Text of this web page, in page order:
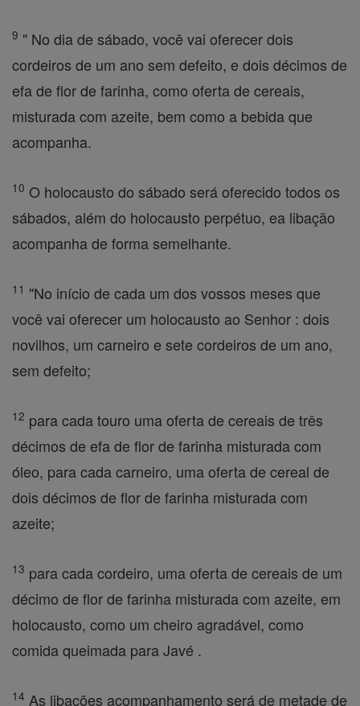
9 " No dia de sábado, você vai oferecer dois
cordeiros de um ano sem defeito, e dois décimos de
efa de flor de farinha, como oferta de cereais,
misturada com azeite, bem como a bebida que
acompanha.
10 O holocausto do sábado será oferecido todos os
sábados, além do holocausto perpétuo, ea libação
acompanha de forma semelhante.
11 "No início de cada um dos vossos meses que
você vai oferecer um holocausto ao Senhor : dois
novilhos, um carneiro e sete cordeiros de um ano,
sem defeito;
12 para cada touro uma oferta de cereais de três
décimos de efa de flor de farinha misturada com
óleo, para cada carneiro, uma oferta de cereal de
dois décimos de flor de farinha misturada com
azeite;
13 para cada cordeiro, uma oferta de cereais de um
décimo de flor de farinha misturada com azeite, em
holocausto, como um cheiro agradável, como
comida queimada para Javé .
14 As libações acompanhamento será de metade de